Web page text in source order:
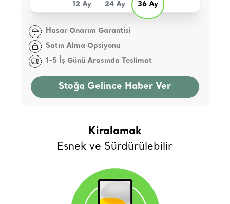
12 Ay 24 Ay 36 Ay
Hasar Onarım Garantisi
Satın Alma Opsiyonu
1-5 İş Günü Arasında Teslimat
Stoğa Gelince Haber Ver
Kiralamak
Esnek ve Sürdürülebilir